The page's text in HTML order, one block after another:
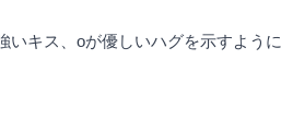
キス、oが優しいハグを示すよう